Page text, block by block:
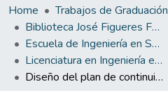
Home
Trabajos de Graduación
Biblioteca José Figueres Ferrer
Escuela de Ingeniería en Seguridad Laboral e Higiene Ambiental
Licenciatura en Ingeniería en Seguridad Laboral e Higiene Ambiental
Diseño del plan de continuidad de negocio ante desastres tecnológicos para la empresa Irex de Costa Rica S.A.